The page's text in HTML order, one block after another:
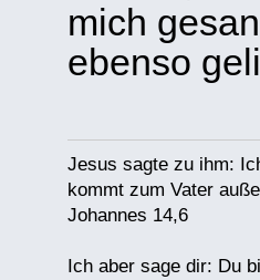
mich
ebenso
Jesus sagte zu ihm:
kommt zum Vater
Johannes 14,6
Ich aber sage dir: Du